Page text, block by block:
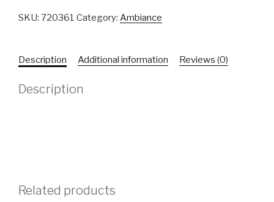
SKU: 720361 Category: Ambiance
Description Additional information Reviews (0)
Description
Related products